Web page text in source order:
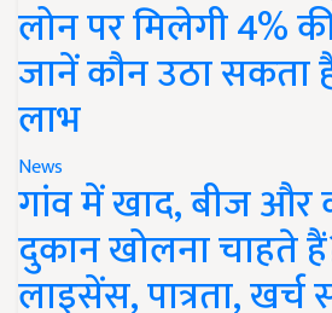
लोन पर मिलेगी 4%
जानें कौन उठा सकता
लाभ
News
गांव में खाद, बीज और
दुकान खोलना चाहते
लाइसेंस, पात्रता,